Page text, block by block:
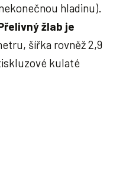
hladinu).
žlab je
šířka rovněž 2,9
kulaté